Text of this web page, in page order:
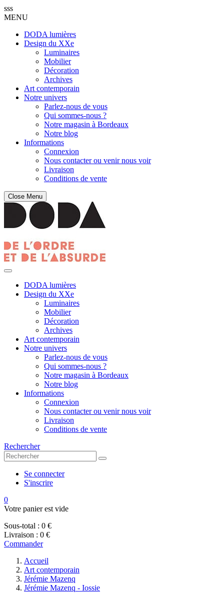
sss
MENU
DODA lumières
Design du XXe
Luminaires
Mobilier
Décoration
Archives
Art contemporain
Notre univers
Parlez-nous de vous
Qui sommes-nous ?
Notre magasin à Bordeaux
Notre blog
Informations
Connexion
Nous contacter ou venir nous voir
Livraison
Conditions de vente
Close Menu
DODA lumières
Design du XXe
Luminaires
Mobilier
Décoration
Archives
Art contemporain
Notre univers
Parlez-nous de vous
Qui sommes-nous ?
Notre magasin à Bordeaux
Notre blog
Informations
Connexion
Nous contacter ou venir nous voir
Livraison
Conditions de vente
Rechercher
Se connecter
S'inscrire
0
Votre panier est vide
Sous-total : 0 €
Livraison : 0 €
Commander
Accueil
Art contemporain
Jérémie Mazenq
Jérémie Mazenq - Iossie